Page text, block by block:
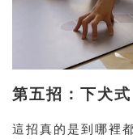
第五招：下犬式
這招真的是到哪裡